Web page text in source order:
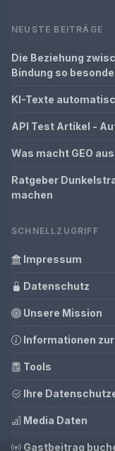
NEUSTE BEITRÄGE
Die Beziehung
Bindung so
KI-Texte
API Test Artikel -
Was macht GEO
Ratgeber
machen
SCHNELLZUGRIFF
Impressum
Datenschutz
Unsere Mission
Informationen
Tools
Ihre
Media Daten
Gastbeitrag